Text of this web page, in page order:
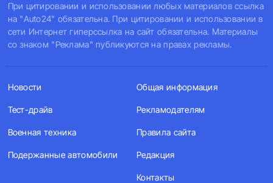
При цитировании и использовании любых материалов ссылка
на "Auto24" обязательна. При цитировании и использовании в
сети Интернет гиперссылка на сайт обязательна. Материалы
со знаком "Реклама" публикуются на правах рекламы.
Новости
Тест-драйв
Военная техника
Подержанные автомобили
Общая информация
Рекламодателям
Правила сайта
Редакция
Контакты